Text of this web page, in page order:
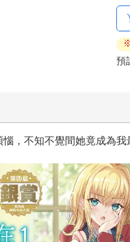
預
，不知不覺間她竟成為我